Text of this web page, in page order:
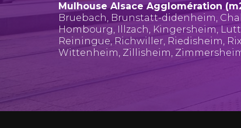
Mulhouse Alsace Agglomération
Bruebach, Brunstatt-didenheim,
Hombourg, Illzach, Kingersheim,
Reiningue, Richwiller, Riedisheim,
Wittenheim, Zillisheim,